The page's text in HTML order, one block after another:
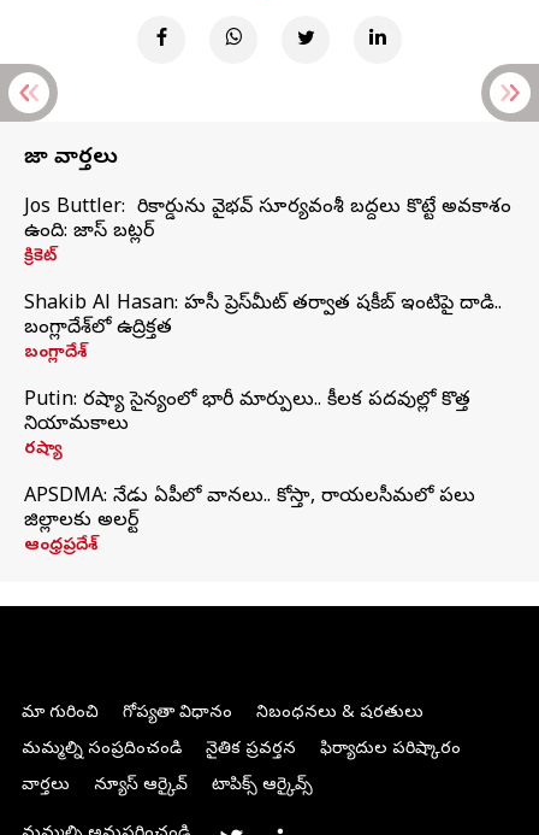
తాజా వార్తలు
Jos Buttler: నా రికార్డును వైభవ్ సూర్యవంశీ బద్దలు కొట్టే అవకాశం
ఉంది: జాస్ బట్లర్
క్రికెట్
Shakib Al Hasan: హసీనా ప్రెస్‌మీట్‌ తర్వాత షకీబ్‌ ఇంటిపై దాడి..
బంగ్లాదేశ్‌లో ఉద్రిక్తత
బంగ్లాదేశ్
Putin: రష్యా సైన్యంలో భారీ మార్పులు.. కీలక పదవుల్లో కొత్త
నియామకాలు
రష్యా
APSDMA: నేడు ఏపీలో వానలు.. కోస్తా, రాయలసీమలో పలు
జిల్లాలకు అలర్ట్
ఆంధ్రప్రదేశ్
మా గురించి గోప్యతా విధానం
నిబంధనలు & షరతులు
మమ్మల్ని సంప్రదించండి
నైతిక ప్రవర్తన
ఫిర్యాదుల పరిష్కారం
వార్తలు
న్యూస్ ఆర్కైవ్ టాపిక్స్ ఆర్కైవ్స్